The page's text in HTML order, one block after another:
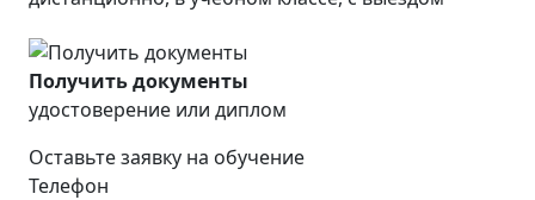
Получить документы
удостоверение или диплом
Оставьте заявку на обучение
Телефон